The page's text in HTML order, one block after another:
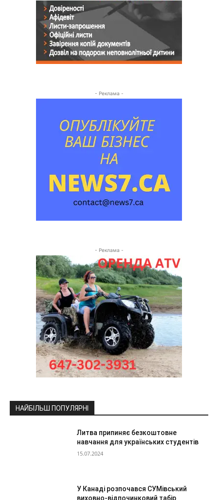
- Реклама -
- Реклама -
НАЙБІЛЬШ ПОПУЛЯРНІ
Литва припиняє безкоштовне
навчання для українських студентів
15.07.2024
У Канаді розпочався СУМівський
виховно-відпочинковий табір